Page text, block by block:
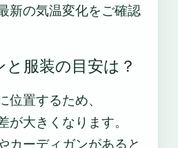
新の気温変化をご確認
服装の目安は？
置するため、
大きくなります。
カーディガンがあると